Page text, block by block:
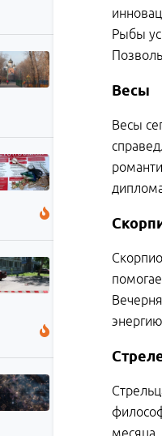
Рыбы
Весы
Весы
месяца.